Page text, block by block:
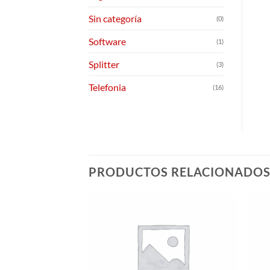
Sin categoría (0)
Software (1)
Splitter (3)
Telefonia (16)
PRODUCTOS RELACIONADOS